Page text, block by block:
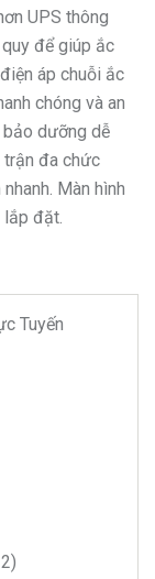
UPS thông
để giúp ắc
áp chuỗi ắc
chóng và an
bảo dưỡng dễ
trận đa chức
Màn hình
lắp đặt.
Tuyến